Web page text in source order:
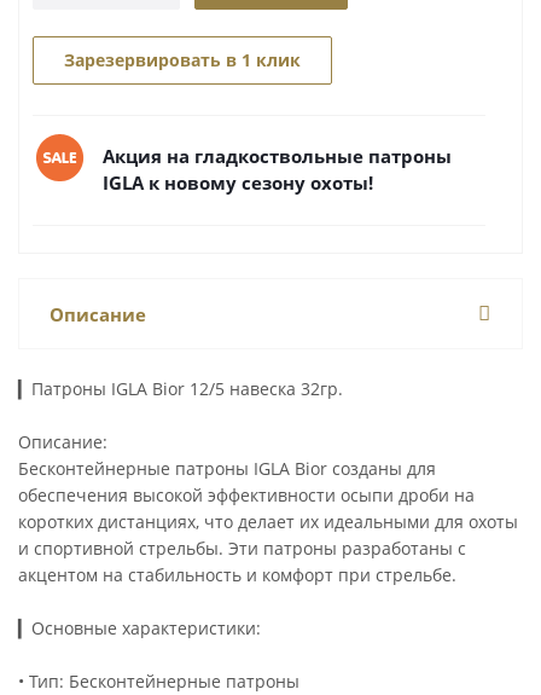
Зарезервировать в 1 клик
Акция на гладкоствольные патроны
IGLA к новому сезону охоты!
Описание
▎Патроны IGLA Bior 12/5 навеска 32гр.
Описание:
Бесконтейнерные патроны IGLA Bior созданы для
обеспечения высокой эффективности осыпи дроби на
коротких дистанциях, что делает их идеальными для охоты
и спортивной стрельбы. Эти патроны разработаны с
акцентом на стабильность и комфорт при стрельбе.
▎Основные характеристики:
• Тип: Бесконтейнерные патроны